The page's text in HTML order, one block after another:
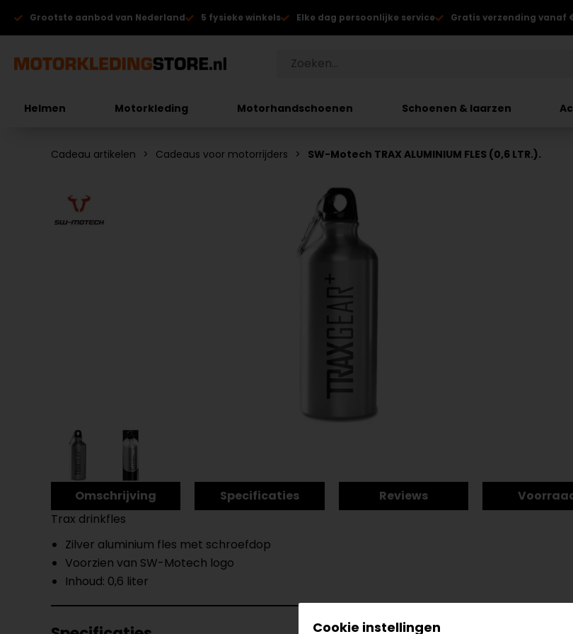
Grootste aanbod van Nederland 5 fysieke winkels Elke dag persoonlijke service Gratis verzending vanaf
Helmen Motorkleding Motorhandschoenen Schoenen & laarzen
Cadeau artikelen Cadeaus voor motorrijders SW-Motech TRAX ALUMINIUM FLES (0,6 LTR.).
Omschrijving Specificaties Reviews
Trax drinkfles
Zilver aluminium fles met schroefdop
Voorzien van SW-Motech logo
Inhoud: 0,6 liter
Cookie instellingen